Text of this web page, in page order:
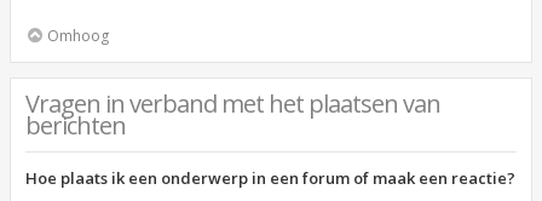
Omhoog
Vragen in verband met het plaatsen van
berichten
Hoe plaats ik een onderwerp in een forum of maak een reactie?